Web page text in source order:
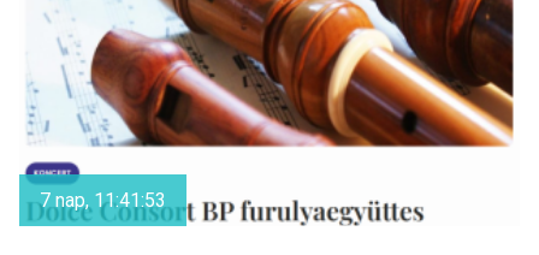
KULTÚRA 2026 AUG 06
Mi a pszichológia, és miért
van rá szükségünk? –
Beszélgetés a Kacsakő
7 nap, 11:41:53